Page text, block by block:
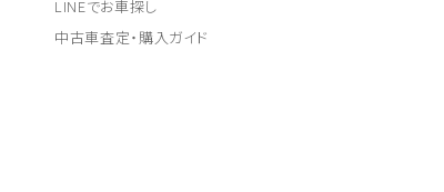
LINEでお車探し
中古車査定・購入ガイド